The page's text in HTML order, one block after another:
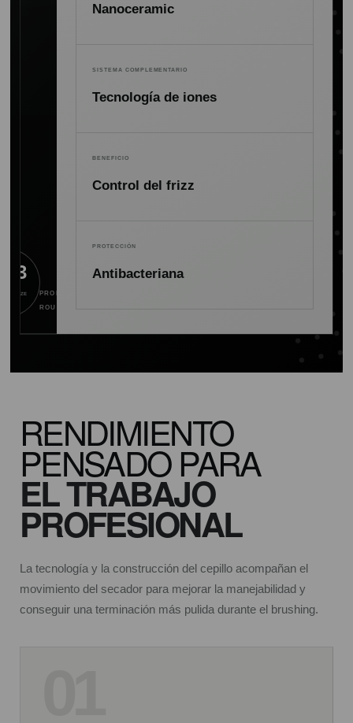
PROFESSIONAL
ROUND BRUSH
73
SIZE
Nanoceramic
SISTEMA COMPLEMENTARIO
Tecnología de iones
BENEFICIO
Control del frizz
PROTECCIÓN
Antibacteriana
RENDIMIENTO
PENSADO PARA
EL TRABAJO
PROFESIONAL
La tecnología y la construcción del cepillo acompañan el
movimiento del secador para mejorar la manejabilidad y
conseguir una terminación más pulida durante el brushing.